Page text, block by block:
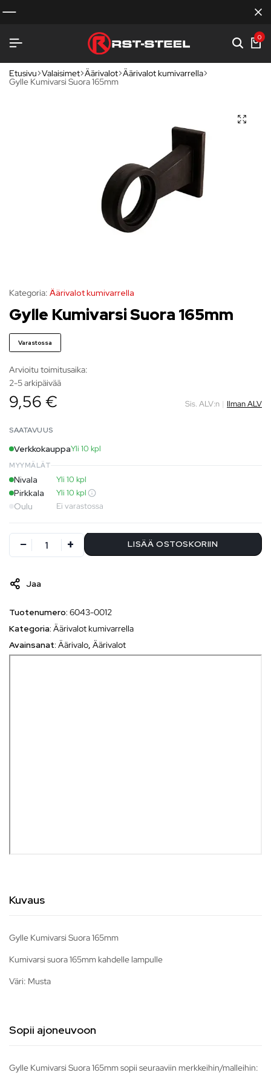
0
Etusivu Valaisimet Äärivalot Äärivalot kumivarrella
Gylle Kumivarsi Suora 165mm
Kategoria: Äärivalot kumivarrella
Gylle Kumivarsi Suora 165mm
Varastossa
Arvioitu toimitusaika:
2-5 arkipäivää
9,56 € Sis. ALV:n | Ilman ALV
SAATAVUUS
VerkkokauppaYli 10 kpl
MYYMÄLÄT
Nivala Yli 10 kpl
Pirkkala Yli 10 kpl
Oulu Ei varastossa
LISÄÄ OSTOSKORIIN
Jaa
Tuotenumero: 6043-0012
Kategoria: Äärivalot kumivarrella
Avainsanat: Äärivalo, Äärivalot
Kuvaus
Gylle Kumivarsi Suora 165mm
Kumivarsi suora 165mm kahdelle lampulle
Väri: Musta
Sopii ajoneuvoon
Gylle Kumivarsi Suora 165mm sopii seuraaviin merkkeihin/malleihin: